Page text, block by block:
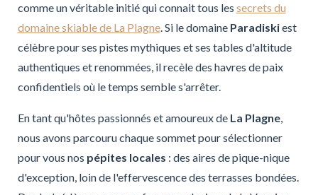
comme un véritable initié qui connait tous les secrets du
domaine skiable de La Plagne. Si le domaine Paradiskiest
célèbre pour ses pistes mythiques et ses tables d'altitude
authentiques et renommées, il recèle des havres de paix
confidentiels où le temps semble s'arrêter.
En tant qu'hôtes passionnés et amoureux de La Plagne,
nous avons parcouru chaque sommet pour sélectionner
pour vous nos pépites locales : des aires de pique-nique
d'exception, loin de l'effervescence des terrasses bondées.